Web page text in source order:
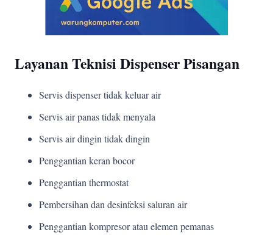
Layanan Teknisi Dispenser Pisangan
Servis dispenser tidak keluar air
Servis air panas tidak menyala
Servis air dingin tidak dingin
Penggantian keran bocor
Penggantian thermostat
Pembersihan dan desinfeksi saluran air
Penggantian kompresor atau elemen pemanas